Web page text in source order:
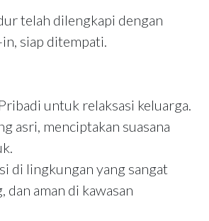
telah dilengkapi dengan
siap ditempati.
untuk relaksasi keluarga.
asri, menciptakan suasana
di lingkungan yang sangat
dan aman di kawasan